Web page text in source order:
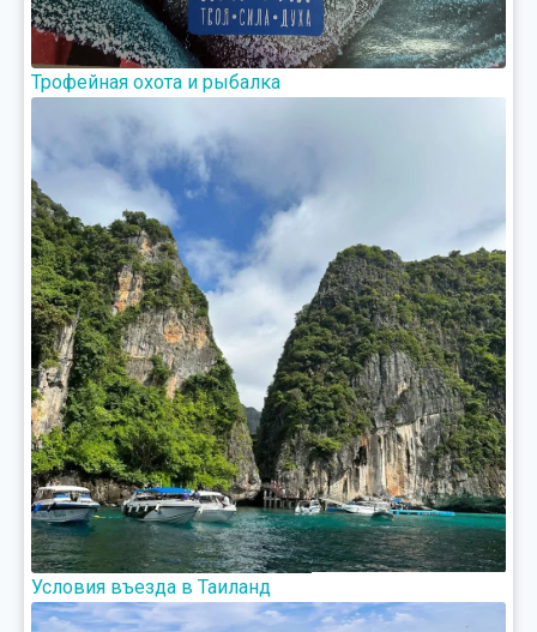
Трофейная охота и рыбалка
Условия въезда в Таиланд